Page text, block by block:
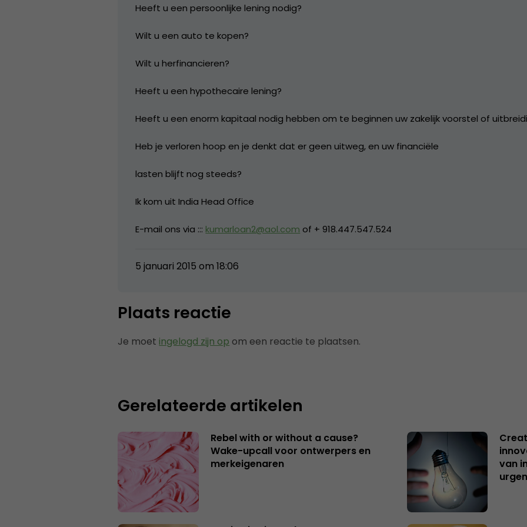
Heeft u een persoonlijke lening nodig?
Wilt u een auto te kopen?
Wilt u herfinancieren?
Heeft u een hypothecaire lening?
Heeft u een enorm kapitaal nodig hebben om te beginnen uw zakelijk voorstel of
Heb je verloren hoop en je denkt dat er geen uitweg, en uw financiële
lasten blijft nog steeds?
Ik kom uit India Head Office
E-mail ons via ::: kumarloan2@aol.com of + 918.447.547.524
5 januari 2015 om 18:06
Plaats reactie
Je moet ingelogd zijn op om een reactie te plaatsen.
Gerelateerde artikelen
Rebel with or without a cause?
Wake-upcall voor ontwerpers en
merkeigenaren
van